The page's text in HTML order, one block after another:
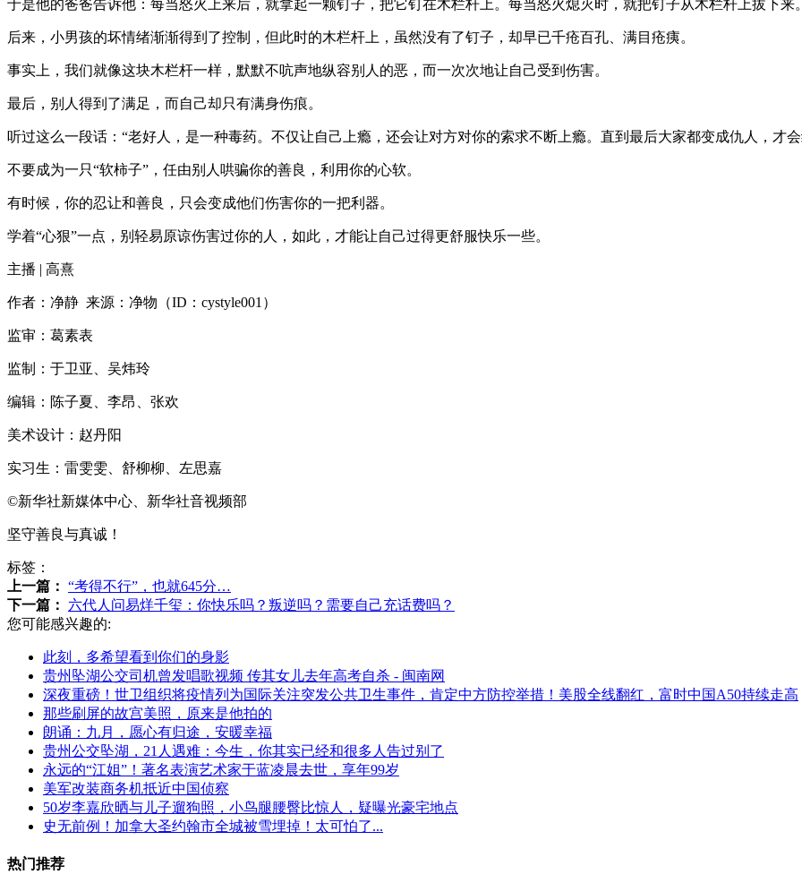
于是他的爸爸告诉他：每当怒火上来后，就拿起一颗钉子，把它钉在木栏杆上。每当怒火熄灭时，就把钉子从木栏杆上拔下来
后来，小男孩的坏情绪渐渐得到了控制，但此时的木栏杆上，虽然没有了钉子，却早已千疮百孔、满目疮痍。
事实上，我们就像这块木栏杆一样，默默不吭声地纵容别人的恶，而一次次地让自己受到伤害。
最后，别人得到了满足，而自己却只有满身伤痕。
听过这么一段话：“老好人，是一种毒药。不仅让自己上瘾，还会让对方对你的索求不断上瘾。直到最后大家都变成仇人，才
不要成为一只“软柿子”，任由别人哄骗你的善良，利用你的心软。
有时候，你的忍让和善良，只会变成他们伤害你的一把利器。
学着“心狠”一点，别轻易原谅伤害过你的人，如此，才能让自己过得更舒服快乐一些。
主播 | 高熹
作者：净静 来源：净物（ID：cystyle001）
监审：葛素表
监制：于卫亚、吴炜玲
编辑：陈子夏、李昂、张欢
美术设计：赵丹阳
实习生：雷雯雯、舒柳柳、左思嘉
©新华社新媒体中心、新华社音视频部
坚守善良与真诚！
标签：
上一篇： “考得不行”，也就645分…
下一篇：
六代人问易烊千玺：你快乐吗？叛逆吗？需要自己充话费吗？
您可能感兴趣的:
此刻，多希望看到你们的身影
贵州坠湖公交司机曾发唱歌视频 传其女儿去年高考自杀 - 闽南网
深夜重磅！世卫组织将疫情列为国际关注突发公共卫生事件，肯定中方防控举措！美股全线翻红，富时中国A50持续走高
那些刷屏的故宫美照，原来是他拍的
朗诵：九月，愿心有归途，安暖幸福
贵州公交坠湖，21人遇难：今生，你其实已经和很多人告过别了
永远的“江姐”！著名表演艺术家于蓝凌晨去世，享年99岁
美军改装商务机抵近中国侦察
50岁李嘉欣晒与儿子遛狗照，小鸟腿腰臀比惊人，疑曝光豪宅地点
史无前例！加拿大圣约翰市全城被雪埋掉！太可怕了...
热门推荐